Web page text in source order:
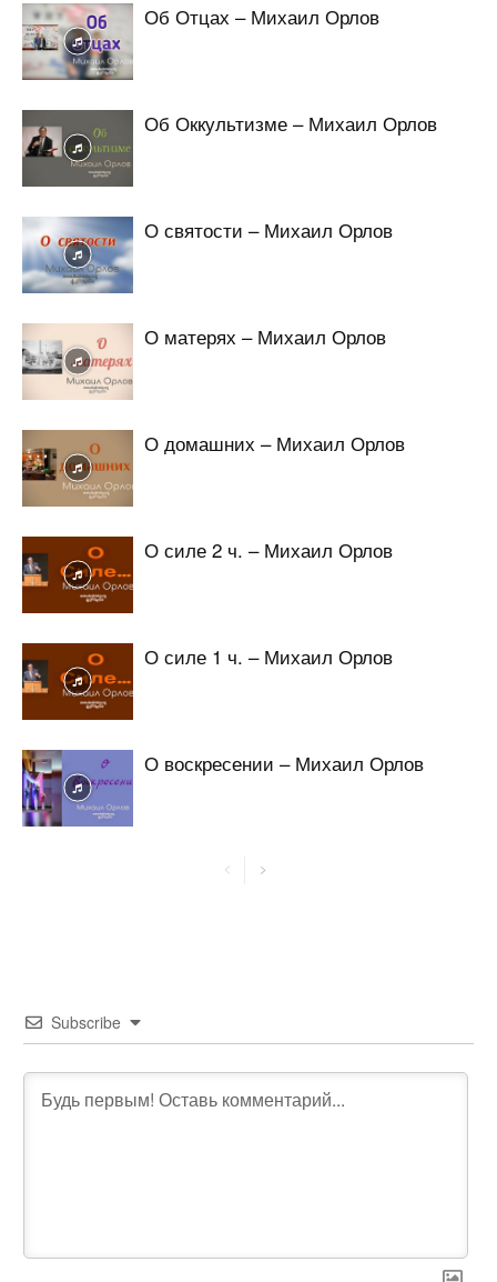
Об Отцах – Михаил Орлов
Об Оккультизме – Михаил Орлов
О святости – Михаил Орлов
О матерях – Михаил Орлов
О домашних – Михаил Орлов
О силе 2 ч. – Михаил Орлов
О силе 1 ч. – Михаил Орлов
О воскресении – Михаил Орлов
Subscribe